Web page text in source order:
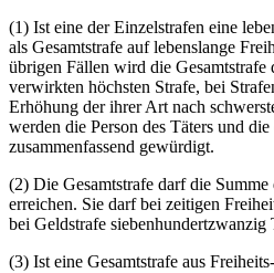
(1) Ist eine der Einzelstrafen eine
als Gesamtstrafe auf lebenslange
übrigen Fällen wird die Gesamtstrafe
verwirkten höchsten Strafe, bei
Erhöhung der ihrer Art nach
werden die Person des Täters und
zusammenfassend gewürdigt.
(2) Die Gesamtstrafe darf die
erreichen. Sie darf bei zeitigen
bei Geldstrafe siebenhundertzwanzig
(3) Ist eine Gesamtstrafe aus